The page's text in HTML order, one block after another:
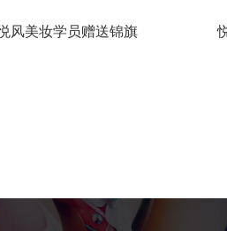
风美妆学员赠送锦旗